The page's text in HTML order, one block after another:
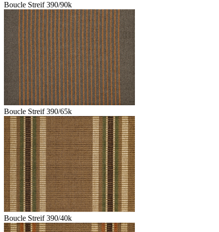
Boucle Streif 390/90k
Boucle Streif 390/65k
Boucle Streif 390/40k